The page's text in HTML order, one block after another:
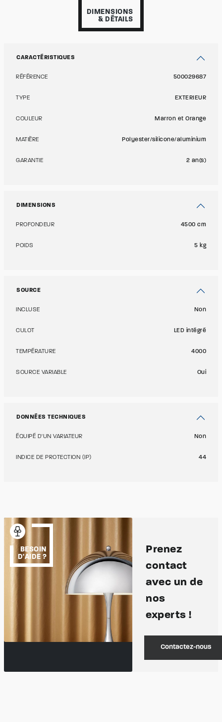
DIMENSIONS
& DÉTAILS
CARACTÉRISTIQUES
RÉFÉRENCE 500029687
TYPE EXTERIEUR
COULEUR Marron et Orange
MATIÈRE Polyester/silicone/aluminium
GARANTIE 2 an(s)
DIMENSIONS
PROFONDEUR 4500 cm
POIDS 5 kg
SOURCE
INCLUSE Non
CULOT LED intégré
TEMPÉRATURE 4000
SOURCE VARIABLE Oui
DONNÉES TECHNIQUES
ÉQUIPÉ D'UN VARIATEUR Non
INDICE DE PROTECTION (IP) 44
BESOIN
D'AIDE ?
Prenez
contact
avec un de
nos
experts !
Contactez-nous